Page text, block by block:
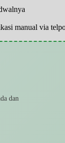
manual via
dan